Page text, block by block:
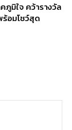
ภูมิใจ คว้ารางวัล
อมโชว์สุด